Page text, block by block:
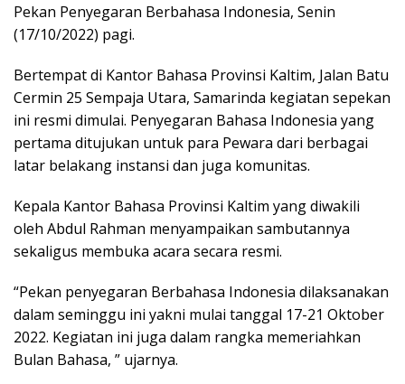
Pekan Penyegaran Berbahasa Indonesia, Senin
(17/10/2022) pagi.
Bertempat di Kantor Bahasa Provinsi Kaltim, Jalan Batu
Cermin 25 Sempaja Utara, Samarinda kegiatan sepekan
ini resmi dimulai. Penyegaran Bahasa Indonesia yang
pertama ditujukan untuk para Pewara dari berbagai
latar belakang instansi dan juga komunitas.
Kepala Kantor Bahasa Provinsi Kaltim yang diwakili
oleh Abdul Rahman menyampaikan sambutannya
sekaligus membuka acara secara resmi.
“Pekan penyegaran Berbahasa Indonesia dilaksanakan
dalam seminggu ini yakni mulai tanggal 17-21 Oktober
2022. Kegiatan ini juga dalam rangka memeriahkan
Bulan Bahasa, ” ujarnya.